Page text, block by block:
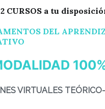
CURSOS a tu
DEL
ODALIDAD
VIRTUALES